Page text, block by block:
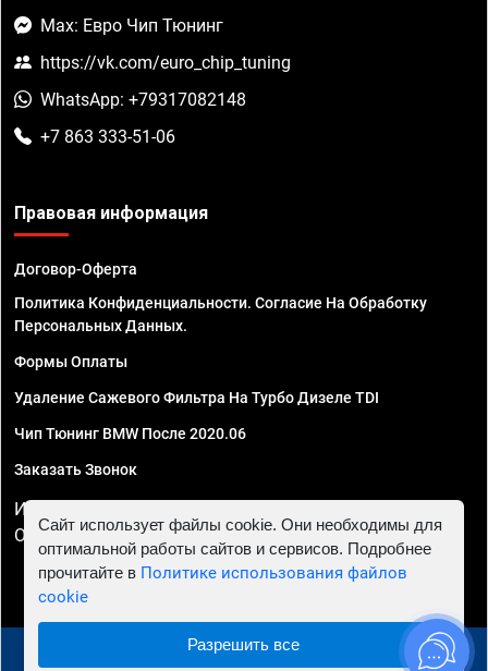
Max: Евро Чип Тюнинг
https://vk.com/euro_chip_tuning
WhatsApp: +79317082148
+7 863 333-51-06
Правовая информация
Договор-Оферта
Политика Конфиденциальности. Согласие На Обработку
Персональных Данных.
Формы Оплаты
Удаление Сажевого Фильтра На Турбо Дизеле TDI
Чип Тюнинг BMW После 2020.06
Заказать Звонок
ИП Смирнов Георгий Павлович. ИНН 781302555843,
ОГРНИП 324470400032610
© 2010 - 2026 Чип тюнинг в Ростове-на-Дону -
Сайт использует файлы cookie. Они необходимы для
оптимальной работы сайтов и сервисов. Подробнее
прочитайте в Политике использования файлов
cookie
Разрешить все